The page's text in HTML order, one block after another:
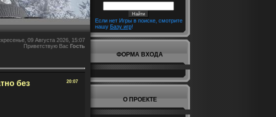
09 Августа 2026, 15:07
Приветствую Вас Гость
20:07
без
Если нет Игры в поиске, смотрите
нашу Базу игр!
ФОРМА ВХОДА
О ПРОЕКТЕ